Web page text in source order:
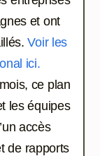
et ont
Voir les
ici.
ce plan
les équipes
accès
de rapports